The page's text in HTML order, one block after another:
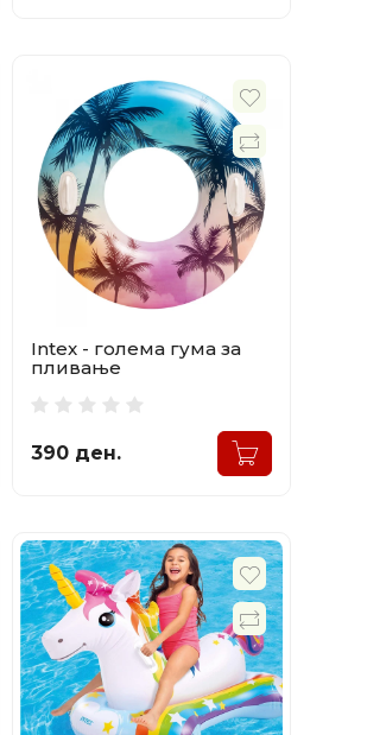
Intex - голема гума за
пливање
390 ден.